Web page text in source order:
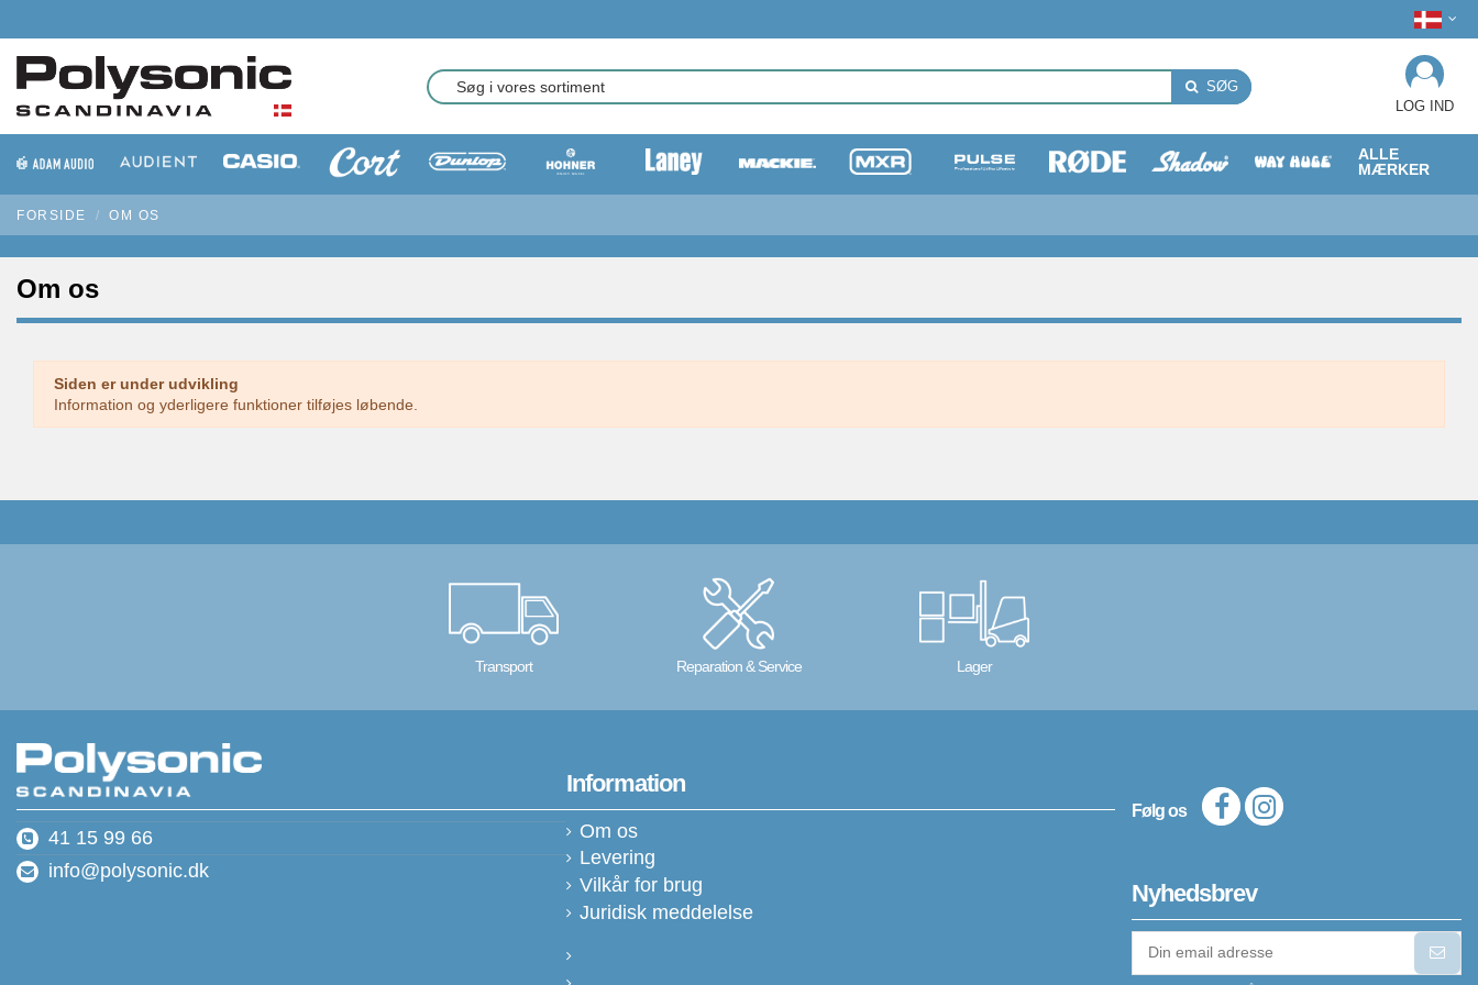
SØG
LOG IND
ALLE
MÆRKER
FORSIDE OM OS
Om os
Siden er under udvikling
Information og yderligere funktioner tilføjes løbende.
Transport Reparation & Service Lager
41 15 99 66
info@polysonic.dk
Information
Om os
Levering
Vilkår for brug
Juridisk meddelelse
Følg os
Nyhedsbrev